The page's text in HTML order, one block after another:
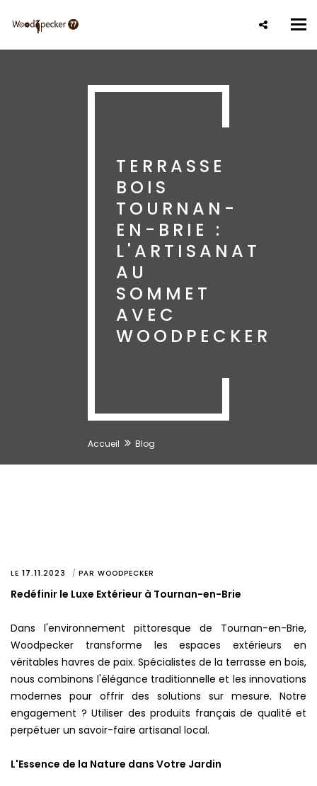
contenu
TERRASSE
BOIS
TOURNAN-
EN-BRIE :
L'ARTISANAT
AU
SOMMET
AVEC
WOODPECKER
Accueil Blog
LE 17.11.2023 PAR WOODPECKER
Redéfinir le Luxe Extérieur à Tournan-en-Brie
Dans l'environnement pittoresque de Tournan-en-Brie,
Woodpecker transforme les espaces extérieurs en
véritables havres de paix. Spécialistes de la terrasse en bois,
nous combinons l'élégance traditionnelle et les innovations
modernes pour offrir des solutions sur mesure. Notre
engagement ? Utiliser des produits français de qualité et
perpétuer un savoir-faire artisanal local.
L'Essence de la Nature dans Votre Jardin